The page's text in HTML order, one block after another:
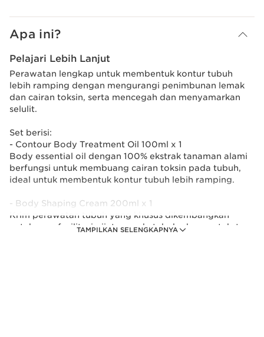
Apa ini?
TAMPILKAN SELENGKAPNYA
Pelajari Lebih Lanjut
Perawatan lengkap untuk membentuk kontur tubuh
lebih ramping dengan mengurangi penimbunan lemak
dan cairan toksin, serta mencegah dan menyamarkan
selulit.
Set berisi:
- Contour Body Treatment Oil 100ml x 1
Body essential oil dengan 100% ekstrak tanaman alami
berfungsi untuk membuang cairan toksin pada tubuh,
ideal untuk membentuk kontur tubuh lebih ramping.
- Body Shaping Cream 200ml x 1
Krim perawatan tubuh yang khusus dikembangkan
untuk memfasilitasi pijatan pada tubuh, dengan tekstur